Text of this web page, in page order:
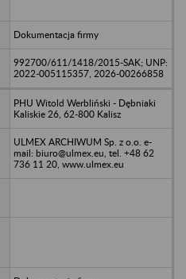
Dokumentacja firmy
992700/611/1418/2015-SAK; UNP:
2022-005115357, 2026-00266858
PHU Witold Werbliński - Dębniaki
Kaliskie 26, 62-800 Kalisz
ULMEX ARCHIWUM Sp. z o.o. e-
mail: biuro@ulmex.eu, tel. +48 62
736 11 20, www.ulmex.eu